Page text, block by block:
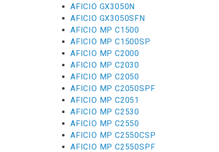
AFICIO GX3050N
AFICIO GX3050SFN
AFICIO MP C1500
AFICIO MP C1500SP
AFICIO MP C2000
AFICIO MP C2030
AFICIO MP C2050
AFICIO MP C2050SPF
AFICIO MP C2051
AFICIO MP C2530
AFICIO MP C2550
AFICIO MP C2550CSP
AFICIO MP C2550SPF